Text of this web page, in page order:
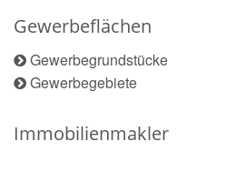
Gewerbeflächen
Gewerbegrundstücke
Gewerbegebiete
Immobilienmakler